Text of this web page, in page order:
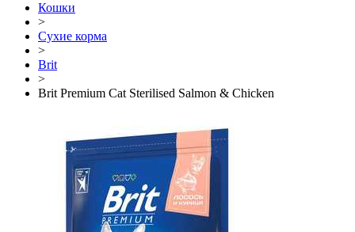
Кошки
>
Сухие корма
>
Brit
>
Brit Premium Cat Sterilised Salmon & Chicken